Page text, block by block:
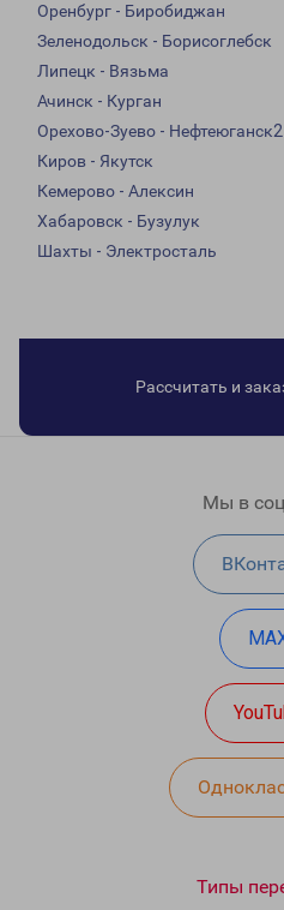
Оренбург - Биробиджан
Зеленодольск - Борисоглебск
Липецк - Вязьма
Ачинск - Курган
Орехово-Зуево - Нефтеюганск2
Киров - Якутск
Кемерово - Алексин
Хабаровск - Бузулук
Шахты - Электросталь
Рассчитать и
Мы в
Типы